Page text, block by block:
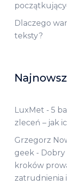
Dlaczego
teksty?
LuxMet - 5
zleceń – jak
Grzegorz
geek - Dobry
kroków
zatrudnienia